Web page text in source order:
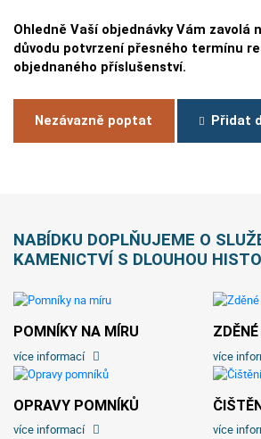
Ohledně Vaší objednávky Vám zavolá
důvodu potvrzení přesného termínu
objednaného příslušenství.
Nezávazně poptat Přidat
NABÍDKU DOPLŇUJEME O
KAMENICTVÍ S DLOUHOU
POMNÍKY NA MÍRU
více informací více
OPRAVY POMNÍKŮ
více informací více